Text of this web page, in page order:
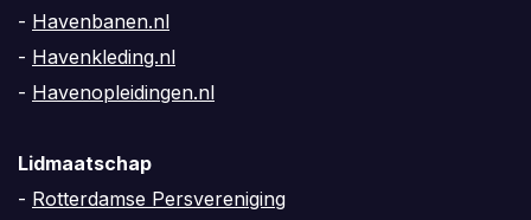
- Havenbanen.nl
- Havenkleding.nl
- Havenopleidingen.nl
Lidmaatschap
- Rotterdamse Persvereniging